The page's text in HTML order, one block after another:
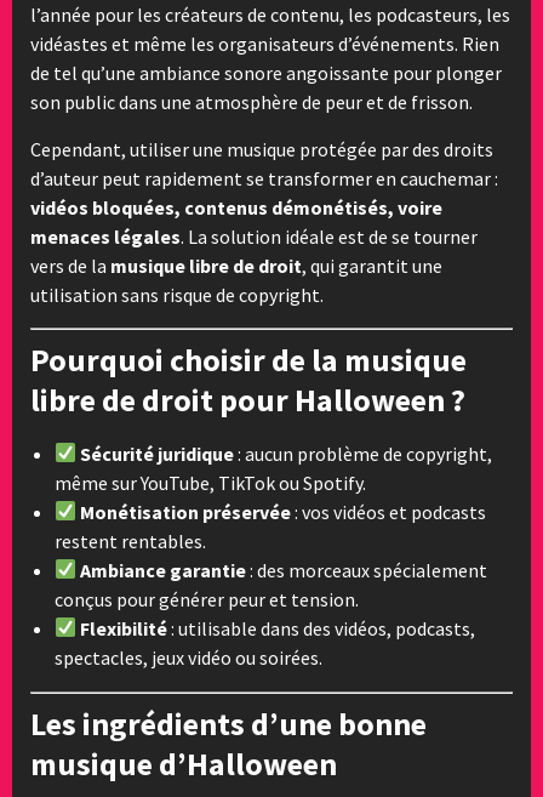
l’année pour les créateurs de contenu, les podcasteurs, les
vidéastes et même les organisateurs d’événements. Rien
de tel qu’une ambiance sonore angoissante pour plonger
son public dans une atmosphère de peur et de frisson.
Cependant, utiliser une musique protégée par des droits
d’auteur peut rapidement se transformer en cauchemar :
vidéos bloquées, contenus démonétisés, voire
menaces légales. La solution idéale est de se tourner
vers de la musique libre de droit, qui garantit une
utilisation sans risque de copyright.
Pourquoi choisir de la musique
libre de droit pour Halloween ?
Sécurité juridique: aucun problème de copyright,
même sur YouTube, TikTok ou Spotify.
Monétisation préservée: vos vidéos et podcasts
restent rentables.
Ambiance garantie: des morceaux spécialement
conçus pour générer peur et tension.
Flexibilité: utilisable dans des vidéos, podcasts,
spectacles, jeux vidéo ou soirées.
Les ingrédients d’une bonne
musique d’Halloween